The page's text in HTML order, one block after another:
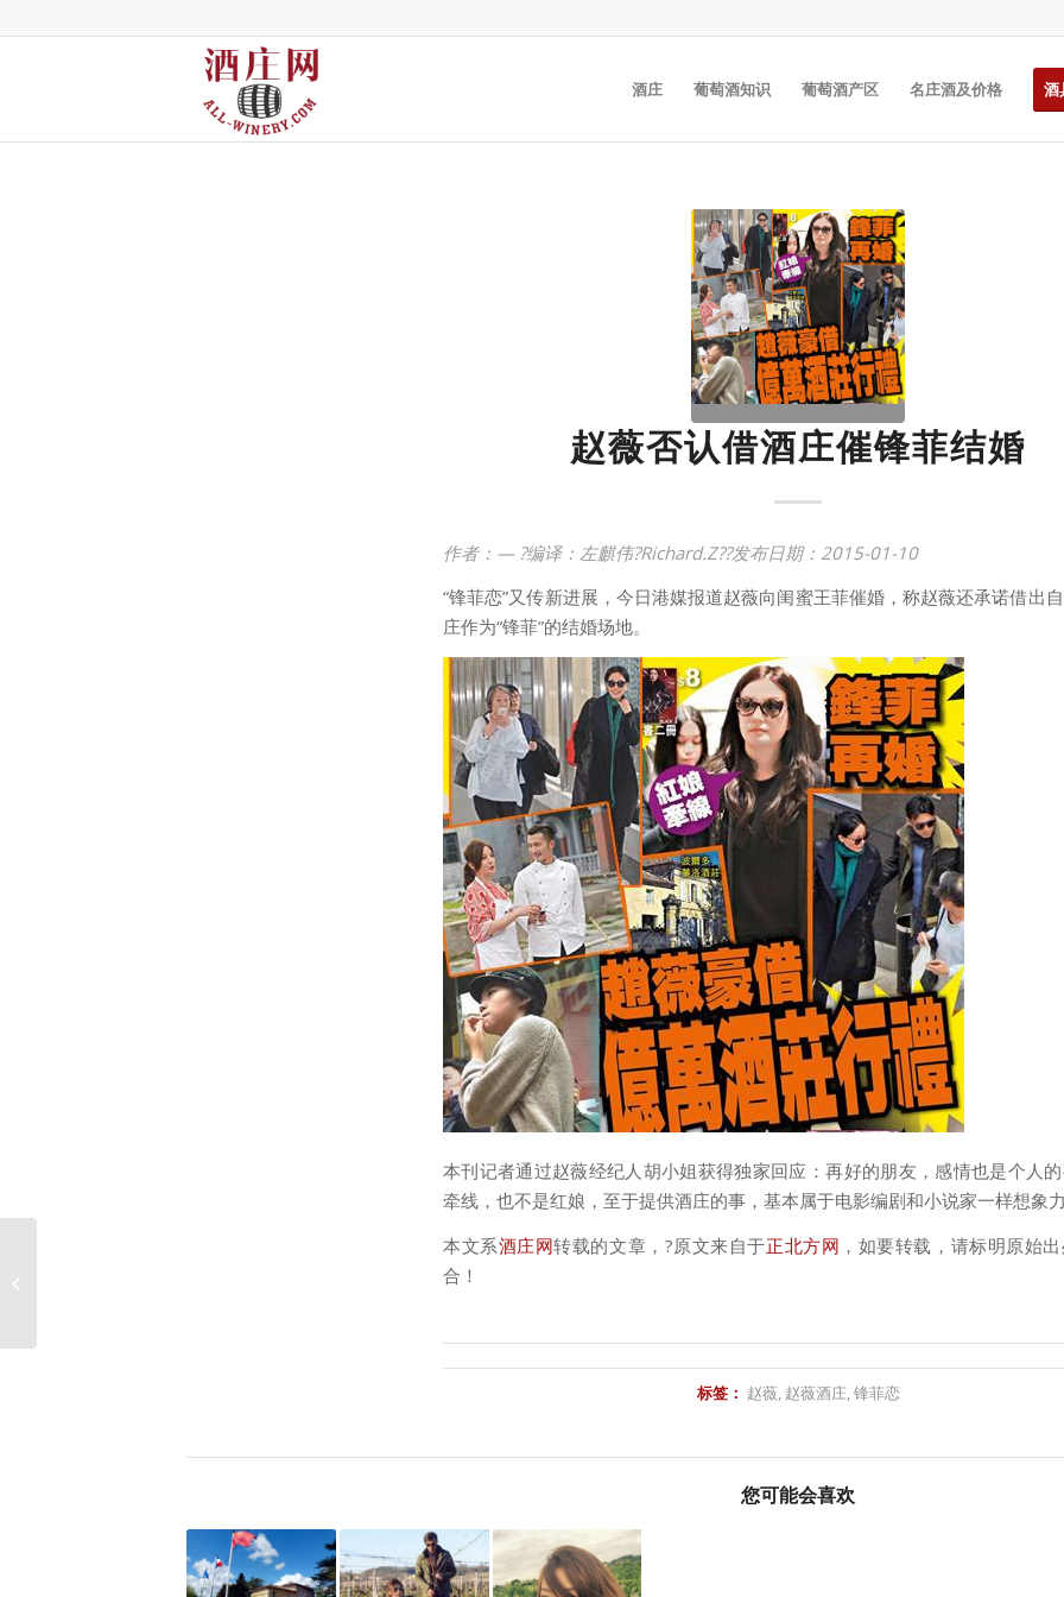
酒庄 葡萄酒知识 葡萄酒产区 名庄酒及价格 酒
赵薇否认借酒庄催锋菲结婚
作者： — ?编译： 左麒伟?Richard.Z??发布日期： 2015-01-10
“锋菲恋”又传新进展，今日港媒报道赵薇向闺蜜王菲催婚，称赵薇还承诺借出
庄作为“锋菲”的结婚场地。
本刊记者通过赵薇经纪人胡小姐获得独家回应：再好的朋友，感情也是个人
牵线，也不是红娘，至于提供酒庄的事，基本属于电影编剧和小说家一样想象力
本文系酒庄网转载的文章，?原文来自于正北方网 ，如要转载，请标明原始
合！
标签： 赵薇, 赵薇酒庄,锋菲恋
您可能会喜欢